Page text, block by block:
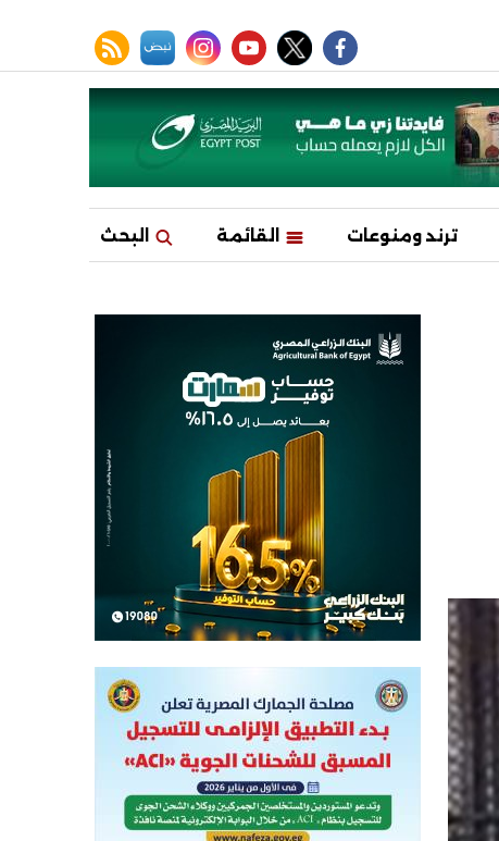
facebook
twitter
youtube
instagram
نبض rss feed
ترند ومنوعات القائمة البحث